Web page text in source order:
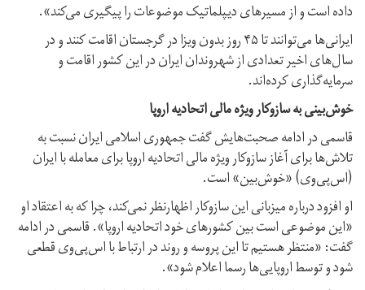
داده است و از مسیرهای دیپلماتیک موضوعات را پیگیری می‌کند».
ایرانی‌ها می‌توانند تا ۴۵ روز بدون ویزا در گرجستان اقامت کنند و در
سال‌های اخیر تعدادی از شهروندان ایران در این کشور اقامت و
سرمایه‌گذاری کرده‌اند.
خوش‌بینی به ساز‌و‌کار ویژه مالی اتحادیه اروپا
قاسمی در ادامه صحبت‌هایش گفت جمهوری اسلامی ایران نسبت به
تلاش‌ها برای آغاز ساز‌و‌کار ویژه مالی اتحادیه اروپا برای معامله با ایران
(اس‌پی‌وی) «خوش‌بین» است.
او افزود درباره میزبانی این ساز‌و‌کار اظهارنظر نمی‌کند، چرا که به‌ اعتقاد او
«این موضوعی است بین کشورهای خود اتحادیه اروپا». قاسمی در ادامه
گفت: «منتظر هستیم تا این پروسه و روند در ارتباط با اس‌پی‌وی قطعی
شود و توسط اروپایی‌ها رسما اعلام شود».